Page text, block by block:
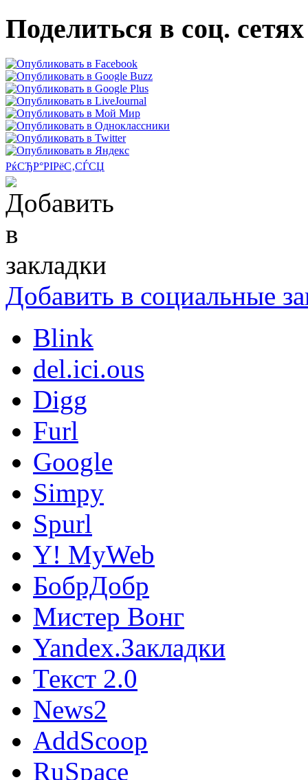
Поделиться в соц. сетях
РќСЂР°РІРёС‚СЃСЏ
Добавить в социальные
Blink
del.ici.ous
Digg
Furl
Google
Simpy
Spurl
Y! MyWeb
БобрДобр
Мистер Вонг
Yandex.Закладки
Текст 2.0
News2
AddScoop
RuSpace